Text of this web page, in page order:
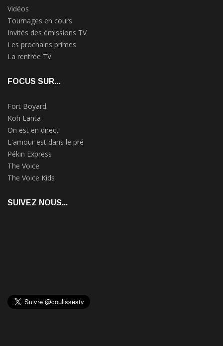
Vidéos
Tournages en cours
Invités des émissions TV
Les prochains primes
La rentrée TV
FOCUS SUR...
Fort Boyard
Koh Lanta
On est en direct
L'amour est dans le pré
Pékin Express
The Voice
The Voice Kids
SUIVEZ NOUS...